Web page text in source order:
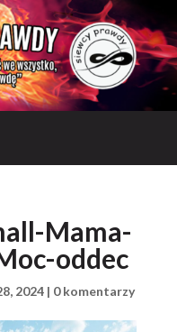
Mama-
oddec
2024| 0 komentarzy